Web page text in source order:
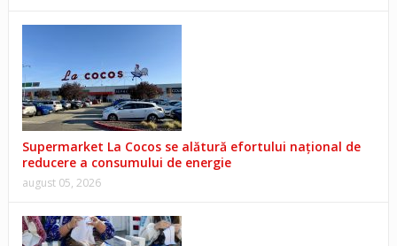
Supermarket La Cocos se alătură efortului național de
reducere a consumului de energie
august 05, 2026